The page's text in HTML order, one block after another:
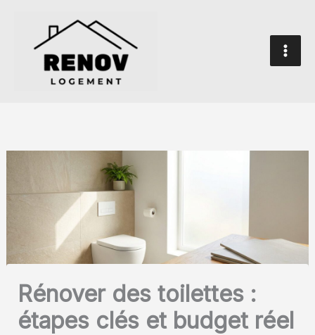
contenu
Rénover des toilettes :
étapes clés et budget réel